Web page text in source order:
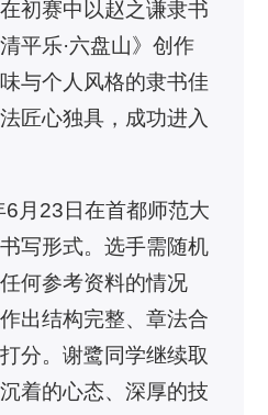
初赛中以赵之谦隶书
平乐·六盘山》创作
与个人风格的隶书佳
匠心独具，成功进入
月23日在首都师范大
写形式。选手需随机
何参考资料的情况
出结构完整、章法合
分。谢鹭同学继续取
着的心态、深厚的技